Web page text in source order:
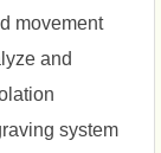
movement
and
system